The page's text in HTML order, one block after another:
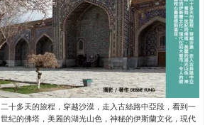
二十多天的旅程，穿越沙漠，走入古絲路中亞段，看到一
世紀的佛塔，美麗的湖光山色，神秘的伊斯蘭文化，現代